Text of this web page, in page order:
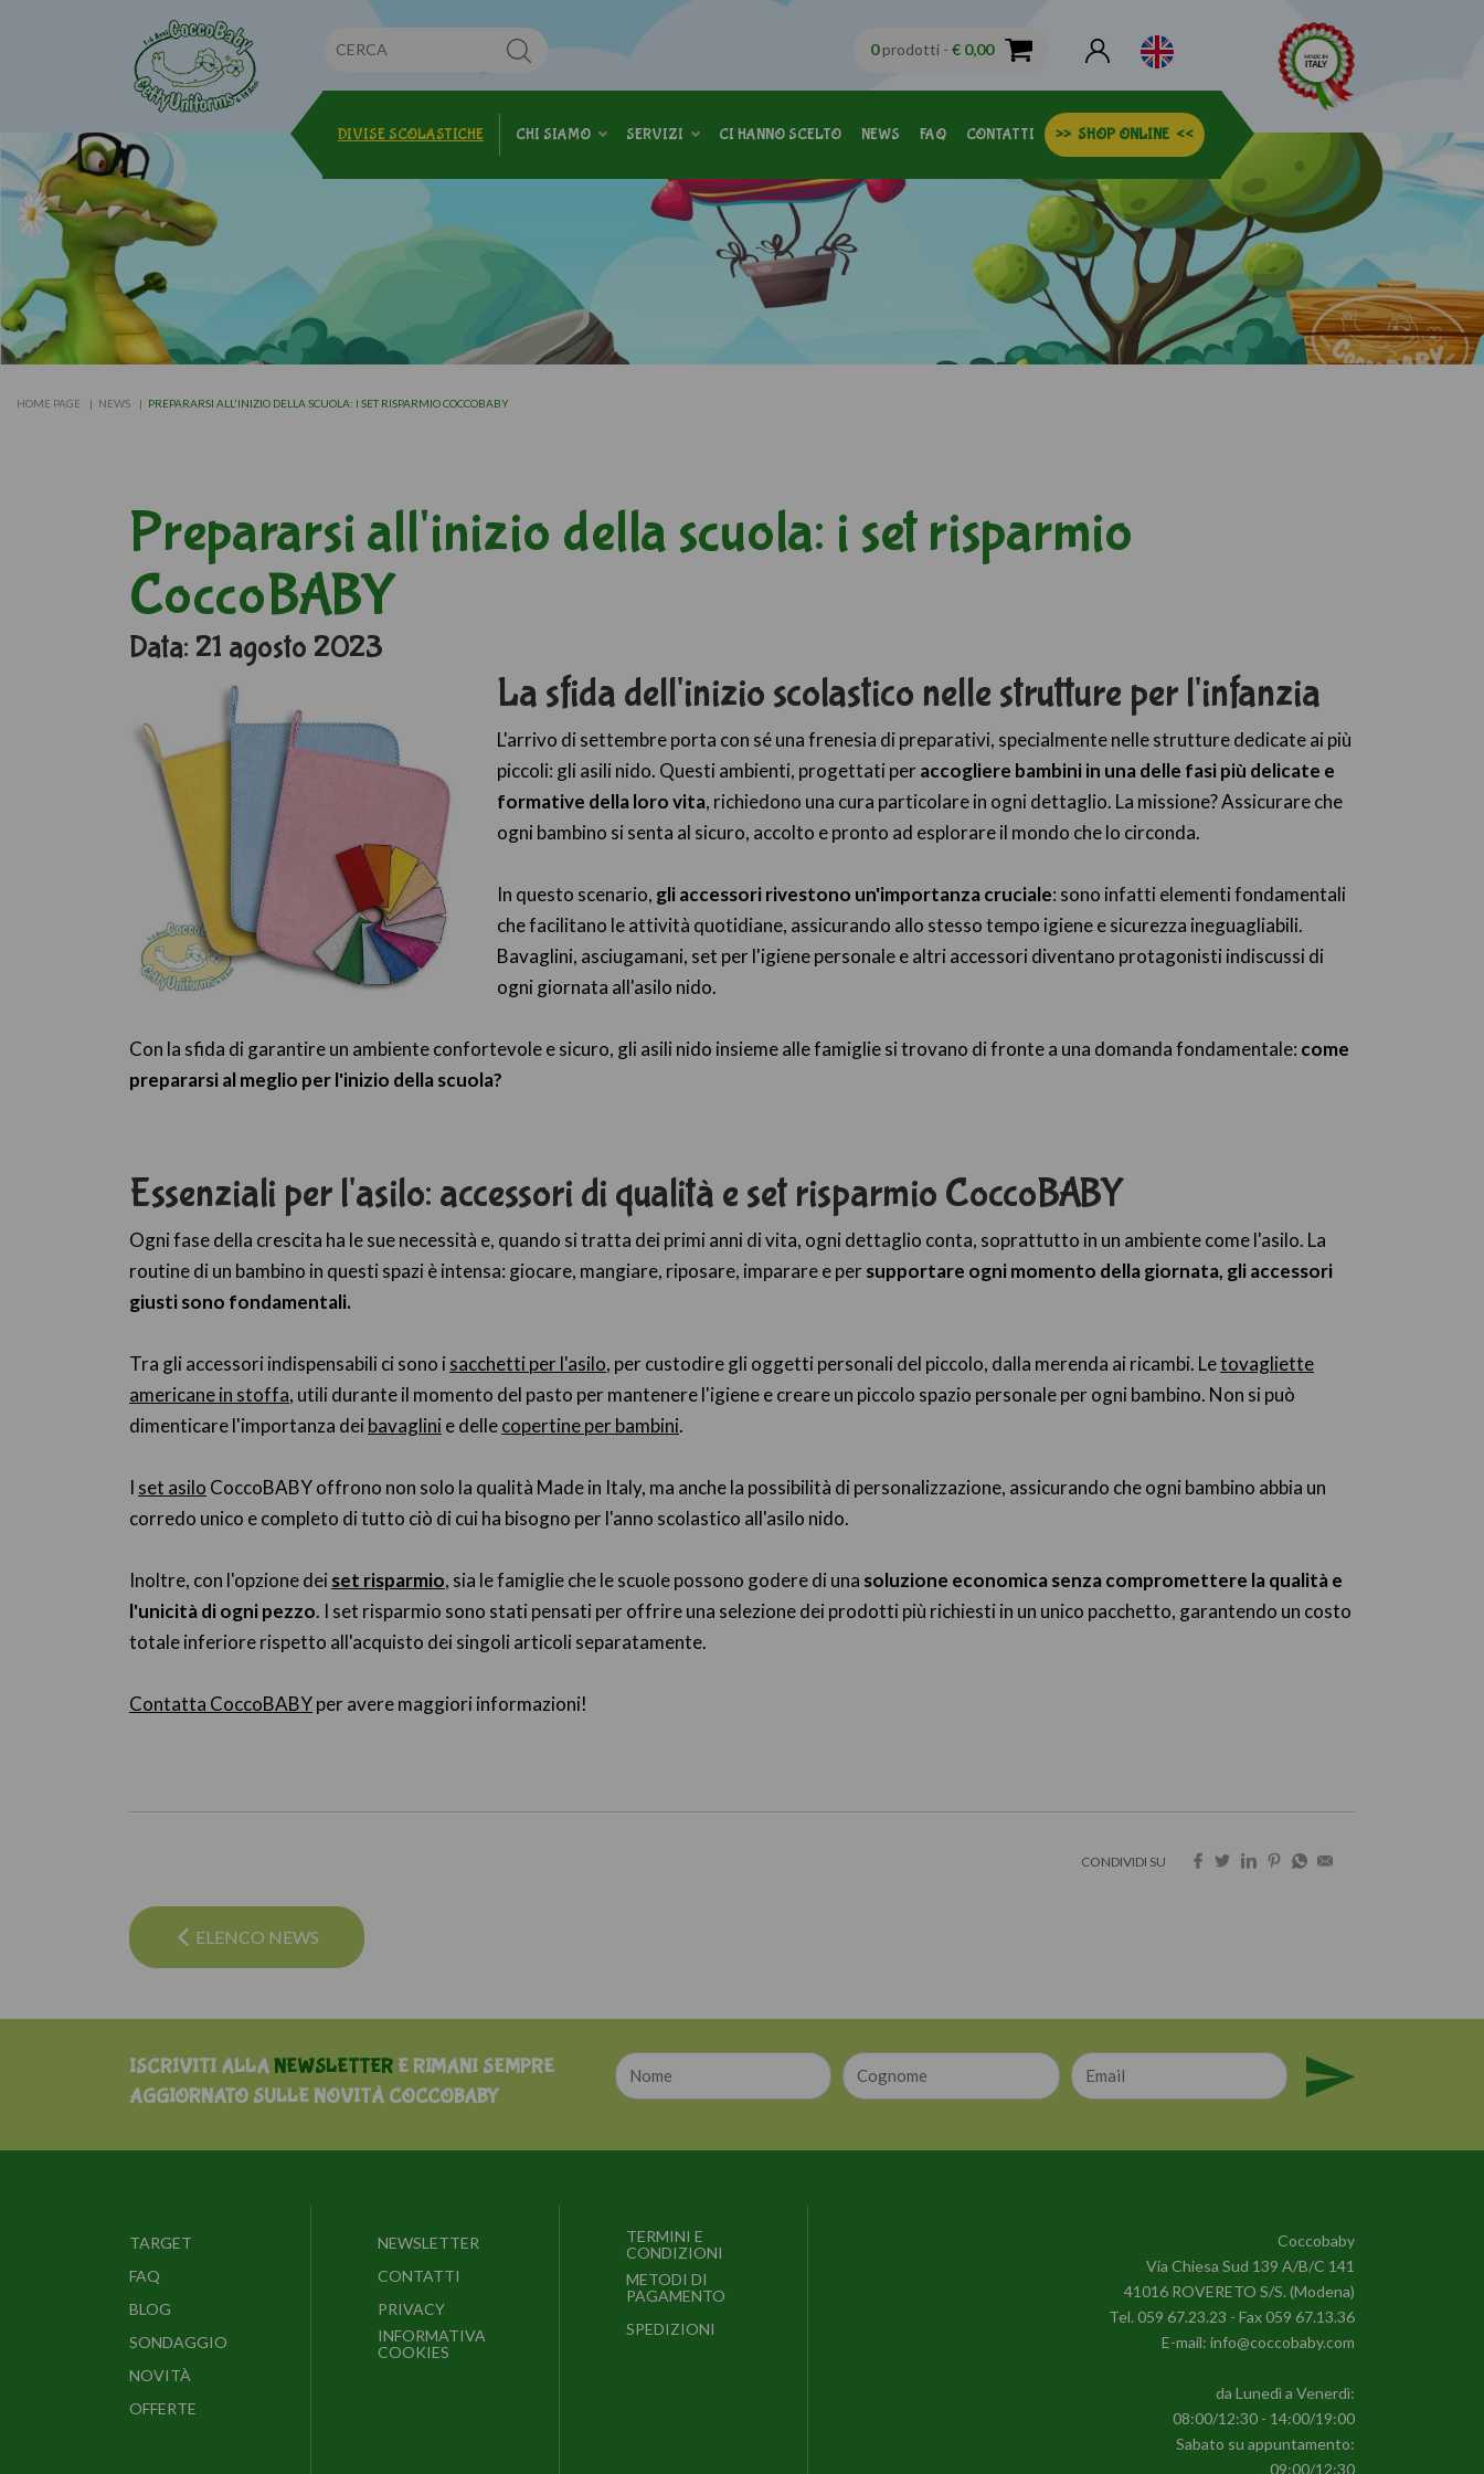
0prodotti -€ 0,00
DIVISE SCOLASTICHE CHI SIAMO SERVIZI CI HANNO SCELTO NEWS FAQ CONTATTI >> SHOP ONLINE <<
HOME PAGE NEWS PREPARARSI ALL'INIZIO DELLA SCUOLA: I SET RISPARMIO COCCOBABY
Prepararsi all'inizio della scuola: i set risparmio
CoccoBABY
Data: 21 agosto 2023
La sfida dell'inizio scolastico nelle strutture per l'infanzia
L'arrivo di settembre porta con sé una frenesia di preparativi, specialmente nelle strutture dedicate ai più
piccoli: gli asili nido. Questi ambienti, progettati peraccogliere bambini in una delle fasi più delicate e
formative della loro vita, richiedono una cura particolare in ogni dettaglio. La missione? Assicurare che
ogni bambino si senta al sicuro, accolto e pronto ad esplorare il mondo che lo circonda.
In questo scenario, gli accessori rivestono un'importanza cruciale: sono infatti elementi fondamentali
che facilitano le attività quotidiane, assicurando allo stesso tempo igiene e sicurezza ineguagliabili.
Bavaglini, asciugamani, set per l'igiene personale e altri accessori diventano protagonisti indiscussi di
ogni giornata all'asilo nido.
Con la sfida di garantire un ambiente confortevole e sicuro, gli asili nido insieme alle famiglie si trovano di fronte a una domanda fondamentale: come
prepararsi al meglio per l'inizio della scuola?
Essenziali per l'asilo: accessori di qualità e set risparmio CoccoBABY
Ogni fase della crescita ha le sue necessità e, quando si tratta dei primi anni di vita, ogni dettaglio conta, soprattutto in un ambiente come l'asilo. La
routine di un bambino in questi spazi è intensa: giocare, mangiare, riposare, imparare e persupportare ogni momento della giornata, gli accessori
giusti sono fondamentali.
Tra gli accessori indispensabili ci sono i sacchetti per l'asilo, per custodire gli oggetti personali del piccolo, dalla merenda ai ricambi. Letovagliette
americane in stoffa, utili durante il momento del pasto per mantenere l'igiene e creare un piccolo spazio personale per ogni bambino. Non si può
dimenticare l'importanza dei bavaglini e dellecopertine per bambini.
I set asilo CoccoBABY offrono non solo la qualità Made in Italy, ma anche la possibilità di personalizzazione, assicurando che ogni bambino abbia un
corredo unico e completo di tutto ciò di cui ha bisogno per l'anno scolastico all'asilo nido.
Inoltre, con l'opzione dei set risparmio, sia le famiglie che le scuole possono godere di una soluzione economica senza compromettere la qualità e
l'unicità di ogni pezzo. I set risparmio sono stati pensati per offrire una selezione dei prodotti più richiesti in un unico pacchetto, garantendo un costo
totale inferiore rispetto all'acquisto dei singoli articoli separatamente.
Contatta CoccoBABYper avere maggiori informazioni!
CONDIVIDI SU
ELENCO NEWS
ISCRIVITI ALLANEWSLETTER E RIMANI SEMPRE
AGGIORNATO SULLE NOVITÀ COCCOBABY
TARGET
FAQ
BLOG
SONDAGGIO
NOVITÀ
OFFERTE
NEWSLETTER
CONTATTI
PRIVACY
INFORMATIVA
COOKIES
TERMINI E
CONDIZIONI
METODI DI
PAGAMENTO
SPEDIZIONI
Coccobaby
Via Chiesa Sud 139 A/B/C 141
41016 ROVERETO S/S. (Modena)
Tel. 059 67.23.23 - Fax 059 67.13.36
E-mail: info@coccobaby.com
da Lunedì a Venerdì:
08:00/12:30 - 14:00/19:00
Sabato su appuntamento:
09:00/12:30